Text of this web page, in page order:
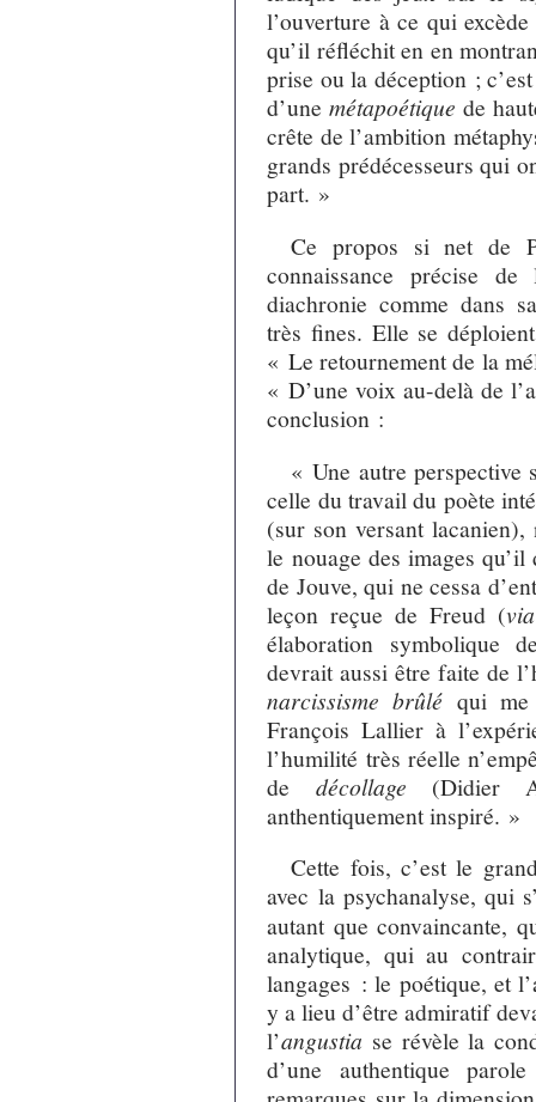
l’ouverture à ce qui
qu’il réfléchit en en
prise ou la déception ;
d’unemétapoétiquede
crête de l’ambition
grands prédécesseurs qui
part. »
Ce propos si net de
connaissance précise
diachronie comme dans
très fines. Elle se
« Le retournement de la
« D’une voix au-delà de
conclusion :
« Une autre perspective
celle du travail du poète
(sur son versant
le nouage des images
de Jouve, qui ne cessa
leçon reçue de Freud (via
élaboration symbolique
devrait aussi être faite de
narcissisme brûlé qui me
François Lallier à
l’humilité très réelle
de décollage (Didier
anthentiquement inspiré. »
Cette fois, c’est le
avec la psychanalyse, qui
autant que convaincante,
analytique, qui au
langages : le poétique, et
y a lieu d’être admiratif
l’angustia se révèle la
d’une authentique